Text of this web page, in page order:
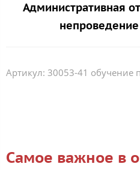
Административная
Артикул: 30053-41 обучение
Самое важное в